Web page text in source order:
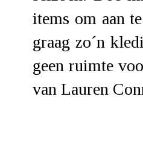
items om aan
graag zo´n
geen ruimte
van Lauren